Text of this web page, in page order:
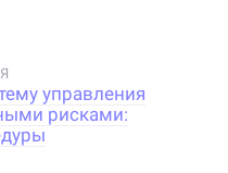
управления
рисками: